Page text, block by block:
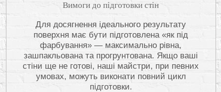
Вимоги до підготовки стін
Для досягнення ідеального результату
поверхня має бути підготовлена «як під
фарбування» — максимально рівна,
зашпакльована та прогрунтована. Якщо ваші
стіни ще не готові, наші майстри, при певних
умовах, можуть виконати повний цикл
підготовки.